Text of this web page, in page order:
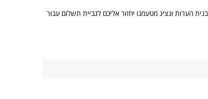
הערות ונציג מטעמנו יחזור אליכם לגביית תשלום עבור